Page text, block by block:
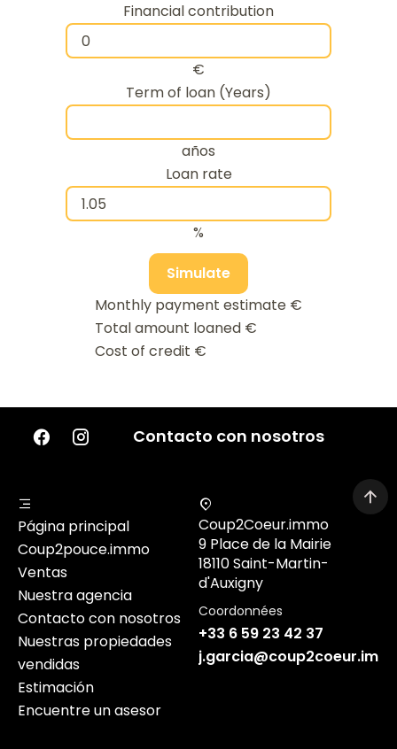
Financial contribution
€
Term of loan (Years)
años
Loan rate
%
Simulate
Monthly payment estimate €
Total amount loaned €
Cost of credit €
Contacto con nosotros
Página principal
Coup2pouce.immo
Ventas
Nuestra agencia
Contacto con nosotros
Nuestras propiedades
vendidas
Estimación
Encuentre un asesor
Coup2Coeur.immo
9 Place de la Mairie
18110 Saint-Martin-
d'Auxigny
Coordonnées
+33 6 59 23 42 37